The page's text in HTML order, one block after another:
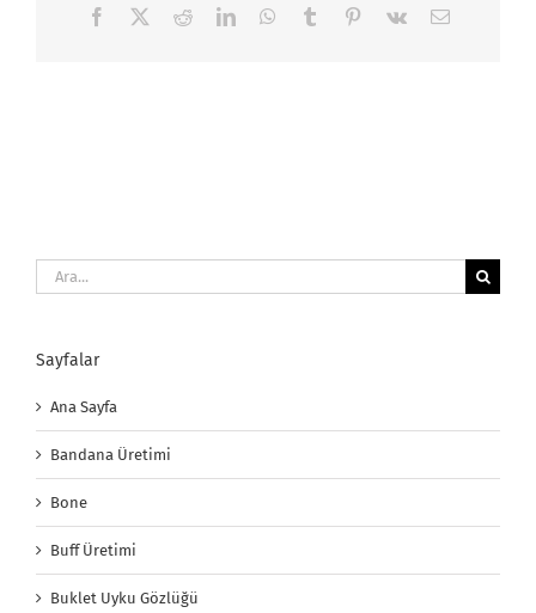
Facebook RedditLinkedInWhatsApp
Tumblr Pinterest
Vk
E-
Ara:
Sayfalar
Ana Sayfa
Bandana Üretimi
Bone
Buff Üretimi
Buklet Uyku Gözlüğü